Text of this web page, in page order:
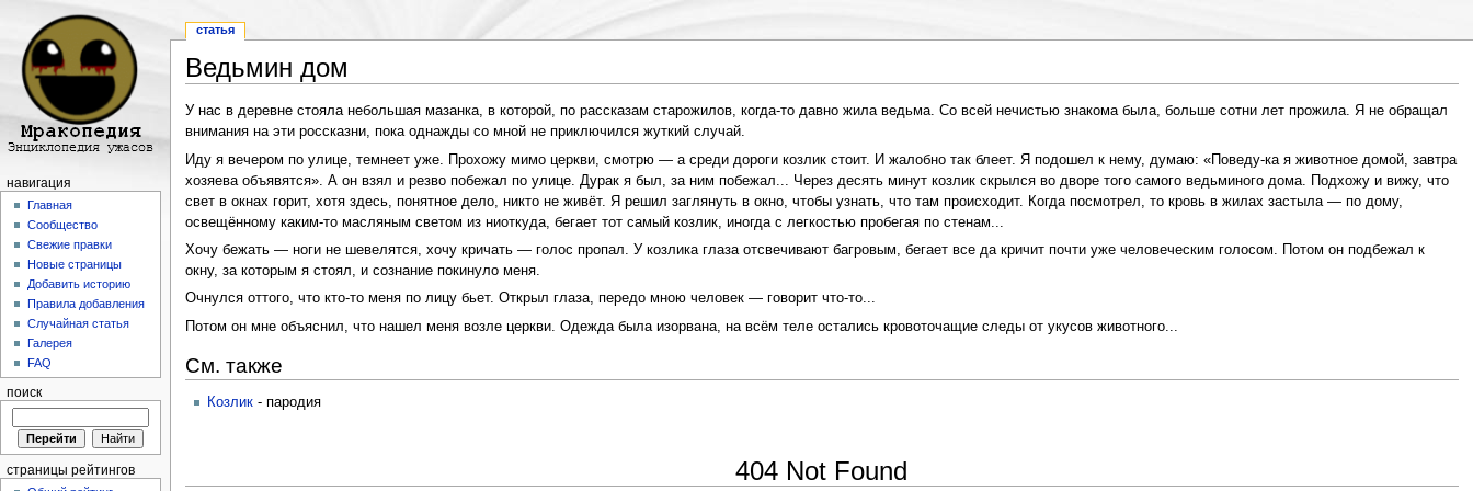
Ведьмин дом
У нас в деревне стояла небольшая мазанка, в которой, по рассказам старожилов, когда-то давно жила ведьма. Со всей нечистью знакома была, больше сотни лет прожила. Я не обращал
внимания на эти россказни, пока однажды со мной не приключился жуткий случай.
Иду я вечером по улице, темнеет уже. Прохожу мимо церкви, смотрю — а среди дороги козлик стоит. И жалобно так блеет. Я подошел к нему, думаю: «Поведу-ка я животное домой, завтра
хозяева объявятся». А он взял и резво побежал по улице. Дурак я был, за ним побежал... Через десять минут козлик скрылся во дворе того самого ведьминого дома. Подхожу и вижу, что
свет в окнах горит, хотя здесь, понятное дело, никто не живёт. Я решил заглянуть в окно, чтобы узнать, что там происходит. Когда посмотрел, то кровь в жилах застыла — по дому,
освещённому каким-то масляным светом из ниоткуда, бегает тот самый козлик, иногда с легкостью пробегая по стенам...
Хочу бежать — ноги не шевелятся, хочу кричать — голос пропал. У козлика глаза отсвечивают багровым, бегает все да кричит почти уже человеческим голосом. Потом он подбежал к
окну, за которым я стоял, и сознание покинуло меня.
Очнулся оттого, что кто-то меня по лицу бьет. Открыл глаза, передо мною человек — говорит что-то...
Потом он мне объяснил, что нашел меня возле церкви. Одежда была изорвана, на всём теле остались кровоточащие следы от укусов животного...
См. также
Козлик- пародия
404 Not Found
статья
навигация
Главная
Сообщество
Свежие правки
Новые страницы
Добавить историю
Правила добавления
Случайная статья
Галерея
FAQ
поиск
страницы рейтингов